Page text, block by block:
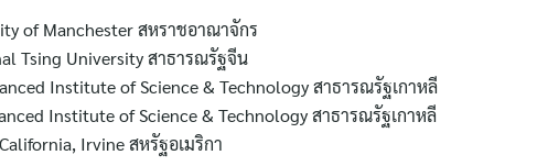
of Manchester สหราชอาณาจักร
Tsing University สาธารณรัฐจีน
Institute of Science & Technology สาธารณรัฐเกาหลี
Institute of Science & Technology สาธารณรัฐเกาหลี
Irvine สหรัฐอเมริกา